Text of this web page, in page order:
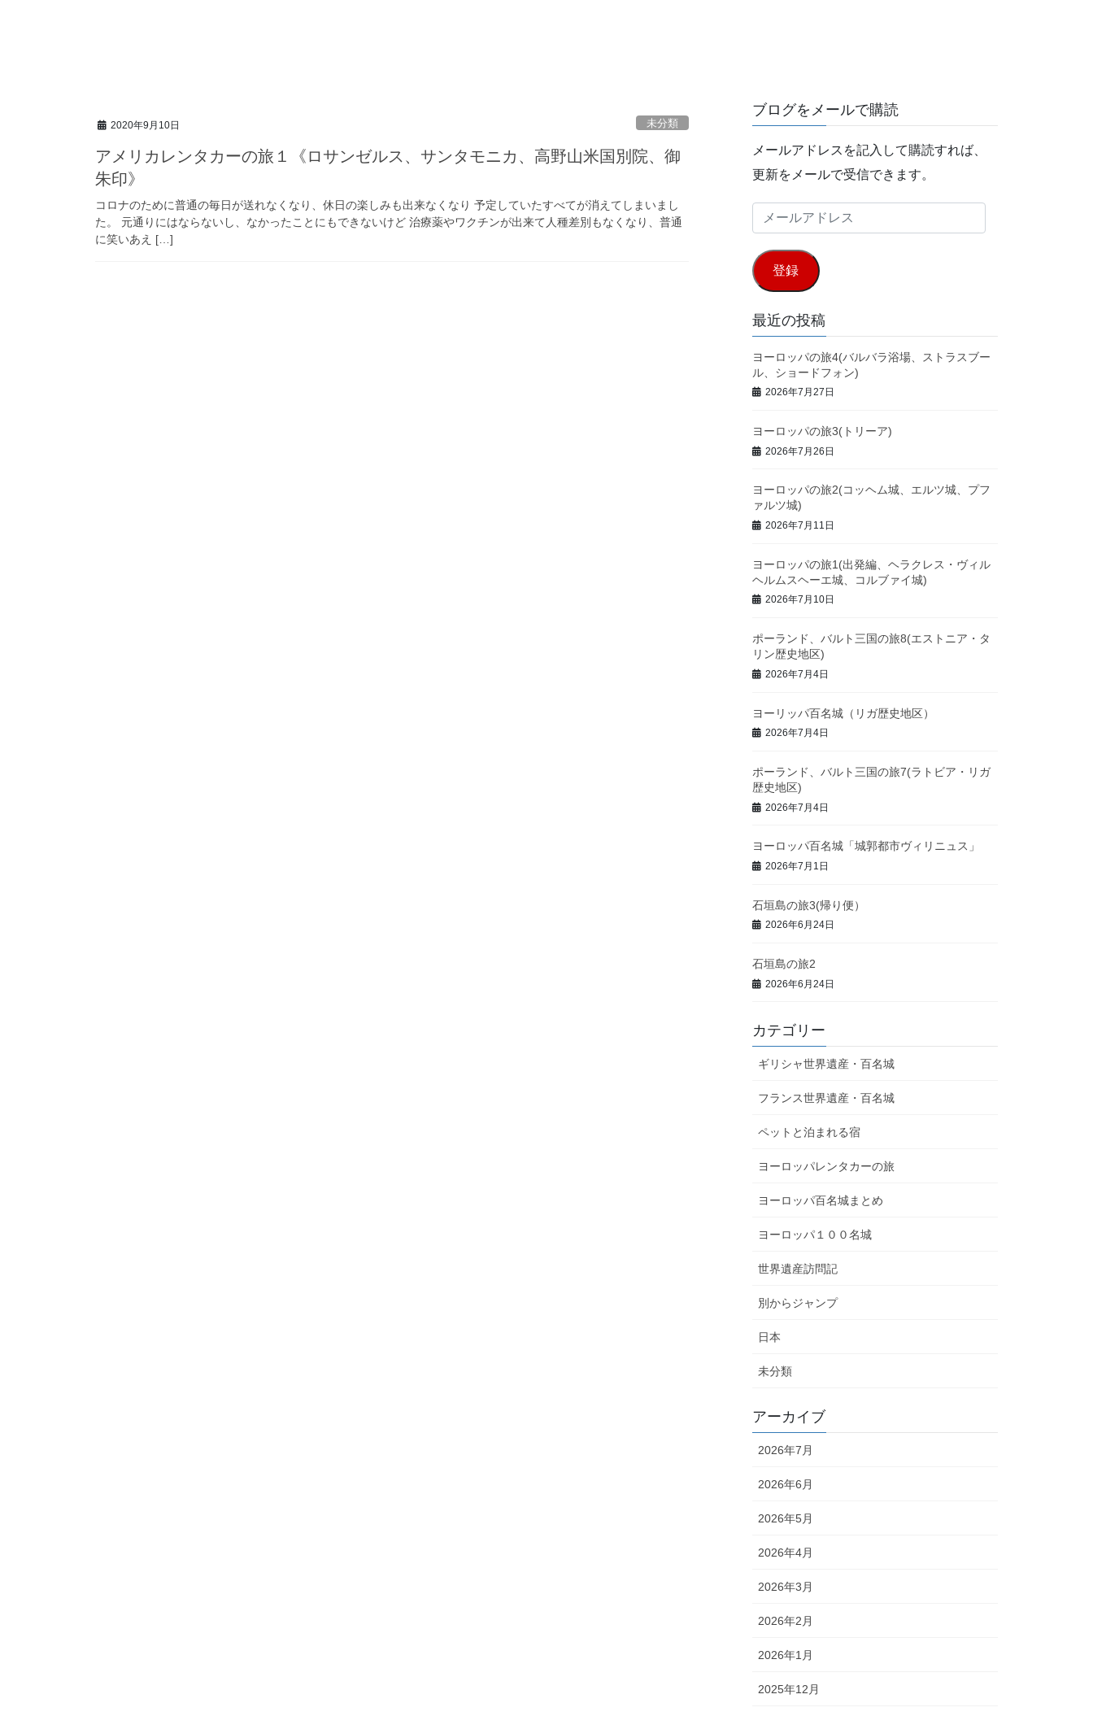
2020年9月10日 未分類
アメリカレンタカーの旅１《ロサンゼルス、サンタモニカ、高野山米国別院、御
朱印》
コロナのために普通の毎日が送れなくなり、休日の楽しみも出来なくなり 予定していたすべてが消えてしまいまし
た。 元通りにはならないし、なかったことにもできないけど 治療薬やワクチンが出来て人種差別もなくなり、普通
に笑いあえ […]
ブログをメールで購読
メールアドレスを記入して購読すれば、
更新をメールで受信できます。
ー
ル
ア
ド
レ
ス
登録
最近の投稿
ヨーロッパの旅4(バルバラ浴場、ストラスブー
ル、ショードフォン)
2026年7月27日
ヨーロッパの旅3(トリーア)
2026年7月26日
ヨーロッパの旅2(コッヘム城、エルツ城、プフ
ァルツ城)
2026年7月11日
ヨーロッパの旅1(出発編、ヘラクレス・ヴィル
ヘルムスヘーエ城、コルブァイ城)
2026年7月10日
ポーランド、バルト三国の旅8(エストニア・タ
リン歴史地区)
2026年7月4日
ヨーリッパ百名城（リガ歴史地区）
2026年7月4日
ポーランド、バルト三国の旅7(ラトビア・リガ
歴史地区)
2026年7月4日
ヨーロッパ百名城「城郭都市ヴィリニュス」
2026年7月1日
石垣島の旅3(帰り便）
2026年6月24日
石垣島の旅2
2026年6月24日
カテゴリー
ギリシャ世界遺産・百名城
フランス世界遺産・百名城
ペットと泊まれる宿
ヨーロッパレンタカーの旅
ヨーロッパ百名城まとめ
ヨーロッパ１００名城
世界遺産訪問記
別からジャンプ
日本
未分類
アーカイブ
2026年7月
2026年6月
2026年5月
2026年4月
2026年3月
2026年2月
2026年1月
2025年12月